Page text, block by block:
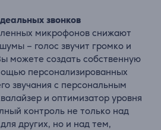
звонков
микрофонов снижают
– голос звучит громко и
можете создать собственную
персонализированных
звучания с персональным
и оптимизатор уровня
контроль не только над
других, но и над тем,